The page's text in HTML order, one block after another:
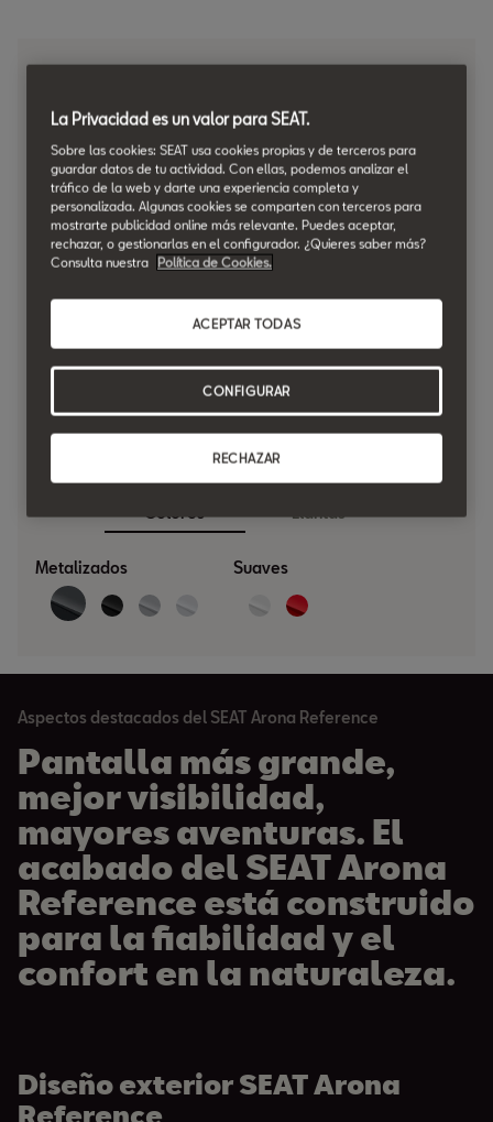
Reference
¿Qué combinación de colores y llantas se ajusta a tu
estilo?
Magnetic Tech
Colores Llantas
Metalizados Suaves
Aspectos destacados del SEAT Arona Reference
Pantalla más grande,
mejor visibilidad,
mayores aventuras. El
acabado del SEAT Arona
Reference está construido
para la fiabilidad y el
confort en la naturaleza.
Diseño exterior SEAT Arona
Reference
La Privacidad es un valor para SEAT.
Sobre las cookies: SEAT usa cookies propias y de terceros para
guardar datos de tu actividad. Con ellas, podemos analizar el
tráfico de la web y darte una experiencia completa y
personalizada. Algunas cookies se comparten con terceros para
mostrarte publicidad online más relevante. Puedes aceptar,
rechazar, o gestionarlas en el configurador. ¿Quieres saber más?
Consulta nuestra
Política de Cookies.
RECHAZAR
ACEPTAR TODAS
CONFIGURAR